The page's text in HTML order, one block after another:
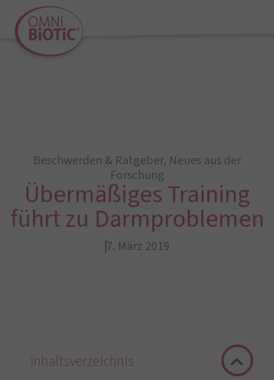
Beschwerden & Ratgeber, Neues aus der
Forschung
Übermäßiges Training
führt zu Darmproblemen
7. März 2019
Inhaltsverzeichnis